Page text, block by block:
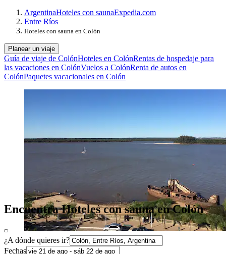
ArgentinaHoteles con saunaExpedia.com
Entre Ríos
Hoteles con sauna en Colón
Planear un viaje
Guía de viaje de ColónHoteles en ColónRentas de hospedaje para
las vacaciones en ColónVuelos a ColónRenta de autos en
ColónPaquetes vacacionales en Colón
Encuentra Hoteles con sauna en Colón
¿A dónde quieres ir?
Fechas